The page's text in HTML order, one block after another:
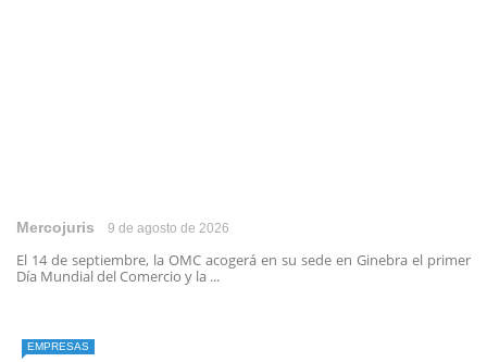
Mercojuris 9 de agosto de 2026
El 14 de septiembre, la OMC acogerá en su sede en Ginebra el primer
Día Mundial del Comercio y la ...
EMPRESAS